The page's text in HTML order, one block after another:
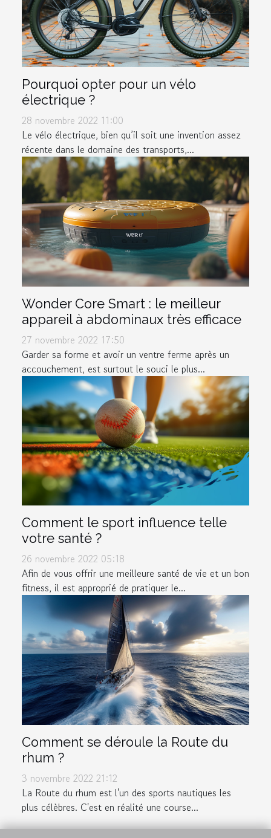
Pourquoi opter pour un vélo
électrique ?
28 novembre 2022 11:00
Le vélo électrique, bien qu’il soit une invention assez
récente dans le domaine des transports,...
Wonder Core Smart : le meilleur
appareil à abdominaux très efficace
27 novembre 2022 17:50
Garder sa forme et avoir un ventre ferme après un
accouchement, est surtout le souci le plus...
Comment le sport influence telle
votre santé ?
26 novembre 2022 05:18
Afin de vous offrir une meilleure santé de vie et un bon
fitness, il est approprié de pratiquer le...
Comment se déroule la Route du
rhum ?
3 novembre 2022 21:12
La Route du rhum est l'un des sports nautiques les
plus célèbres. C'est en réalité une course...